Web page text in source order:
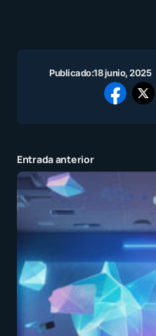
Publicado:18 junio, 2025
Entrada anterior